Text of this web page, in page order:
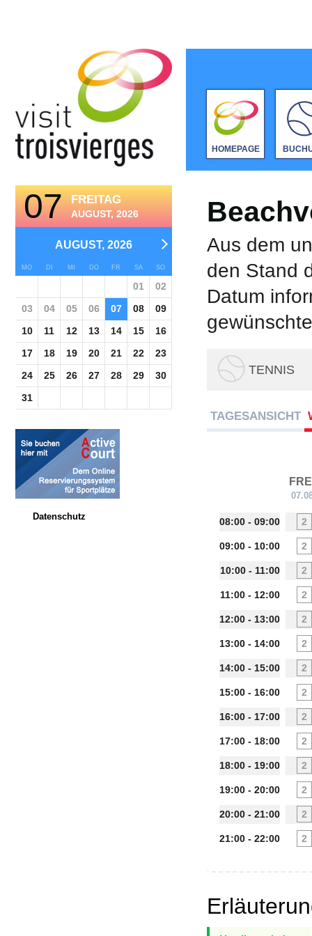
07 FREITAG
AUGUST, 2026
AUGUST, 2026
MO DI MI DO FR SA SO
01
02
03
04 05 06 07 08
09
10
11 12 13 14 15
16
17
18 19 20 21 22
23
24
25 26 27 28 29
30
31
Datenschutz
HOMEPAGE
Aus dem
den Stand
Datum
TENNIS
TAGESANSICHT
08:00 - 09:00 2
09:00 - 10:00 2
10:00 - 11:00 2
11:00 - 12:00 2
12:00 - 13:00 2
13:00 - 14:00 2
14:00 - 15:00 2
15:00 - 16:00 2
16:00 - 17:00 2
17:00 - 18:00 2
18:00 - 19:00 2
19:00 - 20:00 2
20:00 - 21:00 2
21:00 - 22:00 2